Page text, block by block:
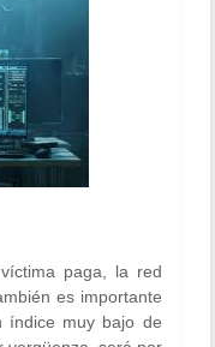
paga, la red
es importante
índice muy bajo de